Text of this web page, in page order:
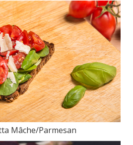
Mâche/Parmesan